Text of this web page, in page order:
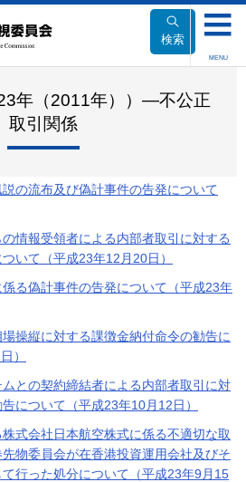
検索
MENU
年（2011年））―不公正
取引関係
の流布及び偽計事件の告発について
情報受領者による内部者取引に対する
いて（平成23年12月20日）
る偽計事件の告発について（平成23年
操縦に対する課徴金納付命令の勧告に
）
との契約締結者による内部者取引に対
について（平成23年10月12日）
式会社日本航空株式に係る不適切な取
物委員会が在香港投資運用会社及びそ
行った処分について（平成23年9月15